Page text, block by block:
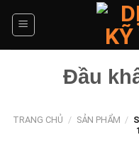
Đầu
TRANG CHỦ / SẢN PHẨM /